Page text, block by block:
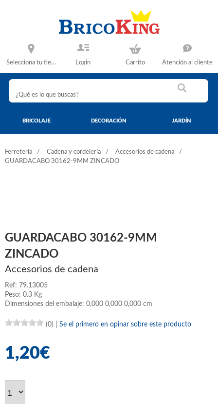
Selecciona tu tienda Login Carrito Atención al cliente
BRICOLAJE DECORACIÓN JARDÍN
Ferretería Cadena y cordelería
Accesorios de cadena
GUARDACABO 30162-9MM ZINCADO
GUARDACABO 30162-9MM
ZINCADO
Accesorios de cadena
Ref: 79.13005
Peso: 0.3 Kg
Dimensiones del embalaje: 0,000 0,000 0,000 cm
(0) Se el primero en opinar sobre este producto
1,20€